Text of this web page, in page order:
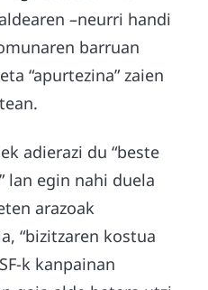
–neurri handi
barruan
“apurtezina” zaien
adierazi du “beste
lan egin nahi duela
arazoak
“bizitzaren kostua
k kanpainan